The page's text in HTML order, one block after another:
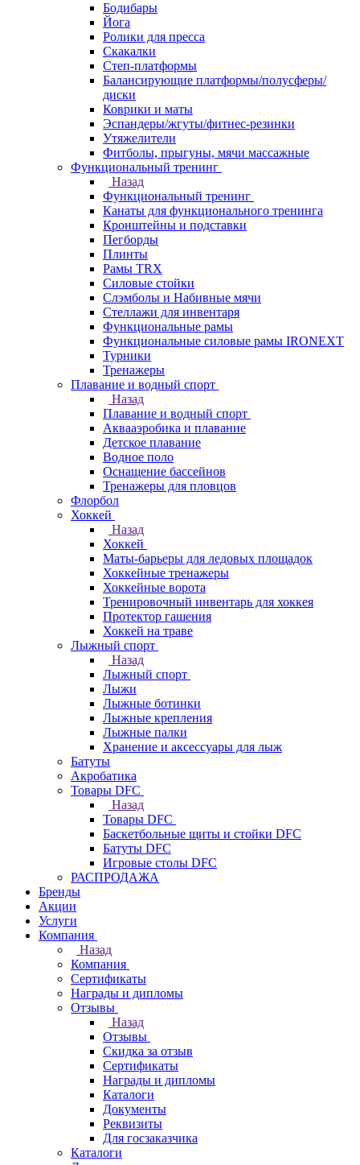
Бодибары
Йога
Ролики для пресса
Скакалки
Степ-платформы
Балансирующие платформы/полусферы/
диски
Коврики и маты
Эспандеры/жгуты/фитнес-резинки
Утяжелители
Фитболы, прыгуны, мячи массажные
Функциональный тренинг
Назад
Функциональный тренинг
Канаты для функционального тренинга
Кронштейны и подставки
Пегборды
Плинты
Рамы TRX
Силовые стойки
Слэмболы и Набивные мячи
Стеллажи для инвентаря
Функциональные рамы
Функциональные силовые рамы IRONEXT
Турники
Тренажеры
Плавание и водный спорт
Назад
Плавание и водный спорт
Аквааэробика и плавание
Детское плавание
Водное поло
Оснащение бассейнов
Тренажеры для пловцов
Флорбол
Хоккей
Назад
Хоккей
Маты-барьеры для ледовых площадок
Хоккейные тренажеры
Хоккейные ворота
Тренировочный инвентарь для хоккея
Протектор гашения
Хоккей на траве
Лыжный спорт
Назад
Лыжный спорт
Лыжи
Лыжные ботинки
Лыжные крепления
Лыжные палки
Хранение и аксессуары для лыж
Батуты
Акробатика
Товары DFC
Назад
Товары DFC
Баскетбольные щиты и стойки DFC
Батуты DFC
Игровые столы DFC
РАСПРОДАЖА
Бренды
Акции
Услуги
Компания
Назад
Компания
Сертификаты
Награды и дипломы
Отзывы
Назад
Отзывы
Скидка за отзыв
Сертификаты
Награды и дипломы
Каталоги
Документы
Реквизиты
Для госзаказчика
Каталоги